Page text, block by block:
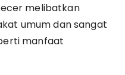
melibatkan
umum dan sangat
manfaat